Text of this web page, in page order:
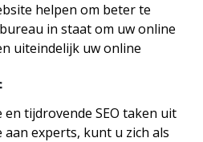
helpen om beter te
in staat om uw online
uiteindelijk uw online
tijdrovende SEO taken uit
experts, kunt u zich als